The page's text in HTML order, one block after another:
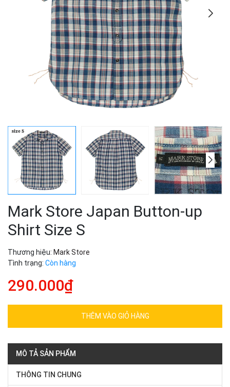
Mark Store Japan Button-up
Shirt Size S
Thương hiệu: Mark Store
Tình trạng: Còn hàng
290.000₫
THÊM VÀO GIỎ HÀNG
MÔ TẢ SẢN PHẨM
THÔNG TIN CHUNG